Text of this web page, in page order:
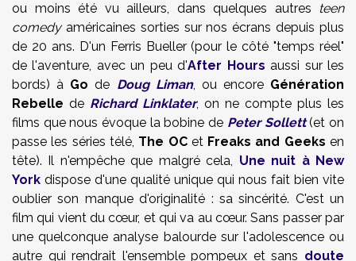
ou moins été vu ailleurs, dans quelques autres
teen
comedyaméricaines sorties sur nos écrans depuis plus
de 20 ans. D'un Ferris Bueller (pour le côté "temps réel"
de l'aventure, avec un peu d'After Hours aussi sur les
bords) à Go de Doug Liman, ou encore Génération
Rebelle de Richard Linklater, on ne compte plus les
films que nous évoque la bobine de Peter Sollett(et on
passe les séries télé, The OC et Freaks and Geeks en
tête). Il n'empêche que malgré cela, Une nuit à New
York dispose d'une qualité unique qui nous fait bien vite
oublier son manque d'originalité : sa sincérité. C'est un
film qui vient du cœur, et qui va au cœur. Sans passer par
une quelconque analyse balourde sur l'adolescence ou
autre qui rendrait l'ensemble pompeux et sans doute